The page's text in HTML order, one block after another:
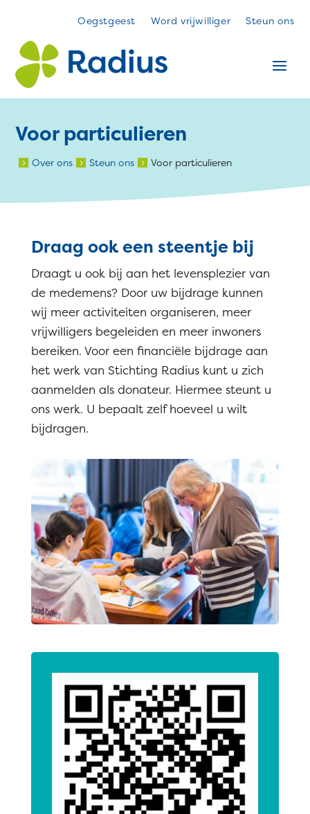
Oegstgeest Word vrijwilliger Steun ons
Voor particulieren
5 Over ons 5 Steun ons 5 Voor particulieren
Draag ook een steentje bij
Draagt u ook bij aan het levensplezier van
de medemens? Door uw bijdrage kunnen
wij meer activiteiten organiseren, meer
vrijwilligers begeleiden en meer inwoners
bereiken. Voor een financiële bijdrage aan
het werk van Stichting Radius kunt u zich
aanmelden als donateur. Hiermee steunt u
ons werk. U bepaalt zelf hoeveel u wilt
bijdragen.